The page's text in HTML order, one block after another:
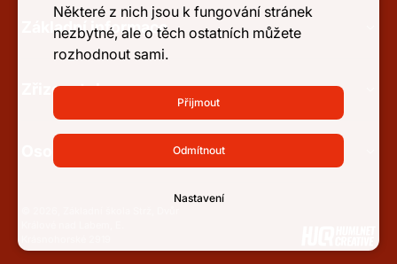
Základní informace
Zřizovatel
Osobní údaje a přístupnost
Některé z nich jsou k fungování stránek
nezbytné, ale o těch ostatních můžete
rozhodnout sami.
Přijmout
Odmítnout
Nastavení